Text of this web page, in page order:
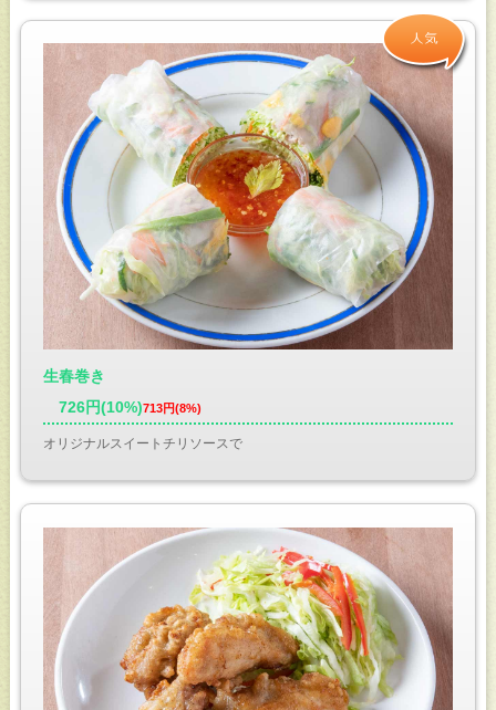
生春巻き
726円(10%)713円(8%)
オリジナルスイートチリソースで